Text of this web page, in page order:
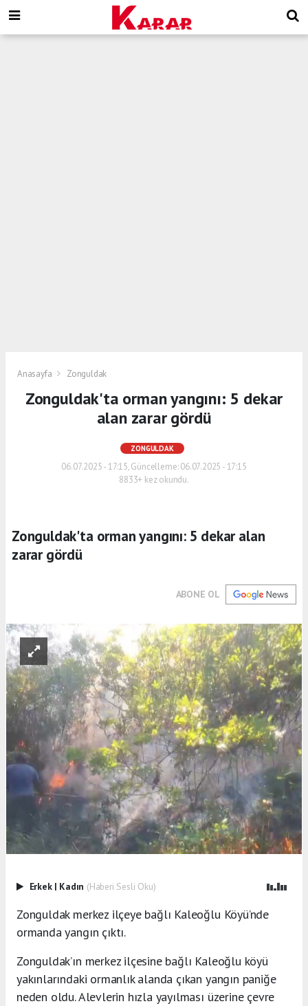
Anasayfa Zonguldak
Zonguldak'ta orman yangını: 5 dekar
alan zarar gördü
ZONGULDAK
06.07.2025 - 17:15, Güncelleme: 06.07.2025 - 17:15
8833+ kez okundu.
Zonguldak'ta orman yangını: 5 dekar alan
zarar gördü
ABONE OL
Erkek | Kadın (Haberi Sesli Oku)
Zonguldak merkez ilçeye bağlı Kaleoğlu Köyü’nde
ormanda yangın çıktı.
Zonguldak’ın merkez ilçesine bağlı Kaleoğlu köyü
yakınlarındaki ormanlık alanda çıkan yangın paniğe
neden oldu. Alevlerin hızla yayılması üzerine çevre